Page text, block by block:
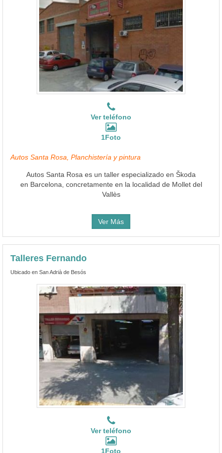
Ver teléfono
1Foto
Autos Santa Rosa, Planchistería y pintura
Autos Santa Rosa es un taller especializado en Škoda
en Barcelona, concretamente en la localidad de Mollet del
Vallès
Ver Más
Talleres Fernando
Ubicado en San Adrià de Besós
Ver teléfono
1Foto